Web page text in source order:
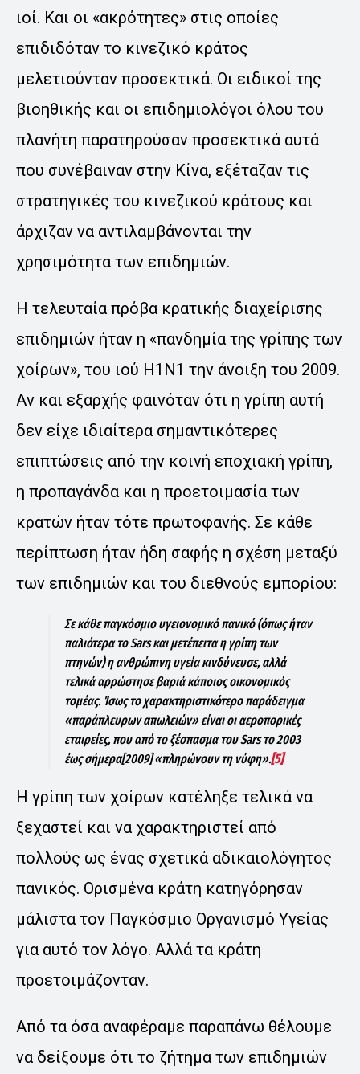
ιοί. Και οι «ακρότητες» στις οποίες
επιδιδόταν το κινεζικό κράτος
μελετιούνταν προσεκτικά. Οι ειδικοί της
βιοηθικής και οι επιδημιολόγοι όλου του
πλανήτη παρατηρούσαν προσεκτικά αυτά
που συνέβαιναν στην Κίνα, εξέταζαν τις
στρατηγικές του κινεζικού κράτους και
άρχιζαν να αντιλαμβάνονται την
χρησιμότητα των επιδημιών.
Η τελευταία πρόβα κρατικής διαχείρισης
επιδημιών ήταν η «πανδημία της γρίπης των
χοίρων», του ιού H1N1 την άνοιξη του 2009.
Αν και εξαρχής φαινόταν ότι η γρίπη αυτή
δεν είχε ιδιαίτερα σημαντικότερες
επιπτώσεις από την κοινή εποχιακή γρίπη,
η προπαγάνδα και η προετοιμασία των
κρατών ήταν τότε πρωτοφανής. Σε κάθε
περίπτωση ήταν ήδη σαφής η σχέση μεταξύ
των επιδημιών και του διεθνούς εμπορίου:
Σε κάθε παγκόσμιο υγειονομικό πανικό (όπως ήταν
παλιότερα το Sars και μετέπειτα η γρίπη των
πτηνών) η ανθρώπινη υγεία κινδύνευσε, αλλά
τελικά αρρώστησε βαριά κάποιος οικονομικός
τομέας. Ίσως το χαρακτηριστικότερο παράδειγμα
«παράπλευρων απωλειών» είναι οι αεροπορικές
εταιρείες, που από το ξέσπασμα του Sars το 2003
έως σήμερα[2009] «πληρώνουν τη νύφη».[5]
Η γρίπη των χοίρων κατέληξε τελικά να
ξεχαστεί και να χαρακτηριστεί από
πολλούς ως ένας σχετικά αδικαιολόγητος
πανικός. Ορισμένα κράτη κατηγόρησαν
μάλιστα τον Παγκόσμιο Οργανισμό Υγείας
για αυτό τον λόγο. Αλλά τα κράτη
προετοιμάζονταν.
Από τα όσα αναφέραμε παραπάνω θέλουμε
να δείξουμε ότι το ζήτημα των επιδημιών